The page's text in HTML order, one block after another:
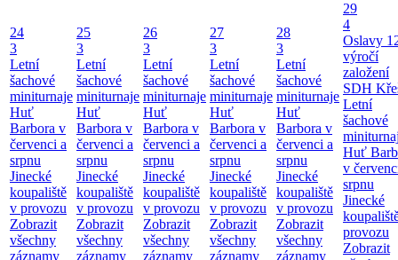
24
3
Letní
šachové
miniturnaje
Huť
Barbora v
červenci a
srpnu
Jinecké
koupaliště
v provozu
Zobrazit
všechny
záznamy
25
3
Letní
šachové
miniturnaje
Huť
Barbora v
červenci a
srpnu
Jinecké
koupaliště
v provozu
Zobrazit
všechny
záznamy
26
3
Letní
šachové
miniturnaje
Huť
Barbora v
červenci a
srpnu
Jinecké
koupaliště
v provozu
Zobrazit
všechny
záznamy
27
3
Letní
šachové
miniturnaje
Huť
Barbora v
červenci a
srpnu
Jinecké
koupaliště
v provozu
Zobrazit
všechny
záznamy
28
3
Letní
šachové
miniturnaje
Huť
Barbora v
červenci a
srpnu
Jinecké
koupaliště
v provozu
Zobrazit
všechny
záznamy
29
4
Oslavy
výročí
založení
SDH
Letní
šachové
Huť
v
srpnu
Jinecké
provozu
Zobrazit